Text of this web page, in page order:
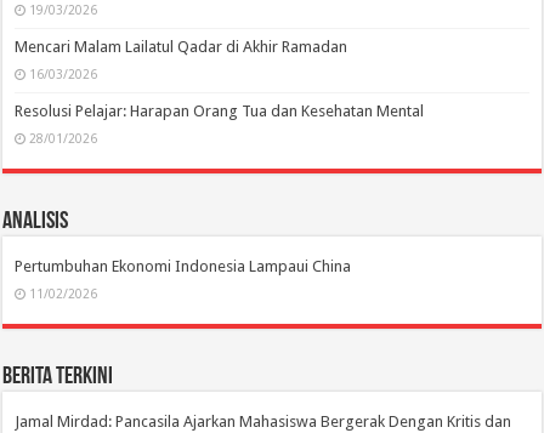
19/03/2026
Mencari Malam Lailatul Qadar di Akhir Ramadan
16/03/2026
Resolusi Pelajar: Harapan Orang Tua dan Kesehatan Mental
28/01/2026
Analisis
Pertumbuhan Ekonomi Indonesia Lampaui China
11/02/2026
Berita Terkini
Jamal Mirdad: Pancasila Ajarkan Mahasiswa Bergerak Dengan Kritis dan